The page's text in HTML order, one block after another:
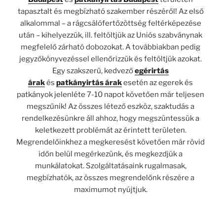
tapasztalt és megbízható szakember részéről! Az első
alkalommal – a rágcsálófertőzöttség feltérképezése
után – kihelyezzük, ill. feltöltjük az Uniós szabványnak
megfelelő zárható dobozokat. A továbbiakban pedig
jegyzőkönyvezéssel ellenőrizzük és feltöltjük azokat.
Egy szakszerű, kedvezőegérirtás
árakés patkányirtás árakesetén az egerek és
patkányok jelenléte 7-10 napot követően már teljesen
megszűnik! Az összes létező eszköz, szaktudás a
rendelkezésünkre áll ahhoz, hogy megszüntessük a
keletkezett problémát az érintett területen.
Megrendelőinkhez a megkeresést követően már rövid
időn belül megérkezünk, és megkezdjük a
munkálatokat. Szolgáltatásaink rugalmasak,
megbízhatók, az összes megrendelőnk részére a
maximumot nyújtjuk.